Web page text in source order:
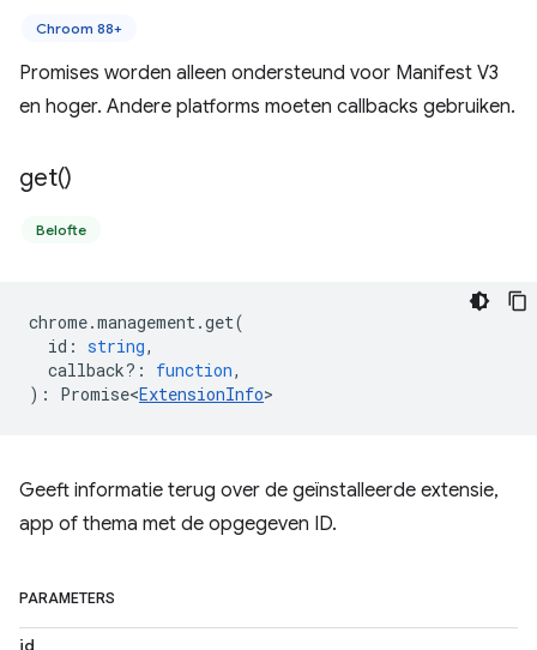
Chroom 88+
Promises worden alleen ondersteund voor Manifest V3
en hoger. Andere platforms moeten callbacks gebruiken.
get()
Belofte
chrome.management.get(
id : string,
callback? : function,
) : Promise<ExtensionInfo>
Geeft informatie terug over de geïnstalleerde extensie,
app of thema met de opgegeven ID.
PARAMETERS
id